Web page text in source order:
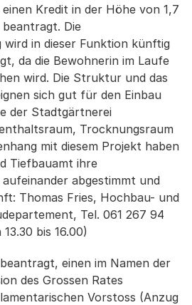
Kredit in der Höhe von 1,7
Die
in dieser Funktion künftig
da die Bewohnerin im Laufe
wird. Die Struktur und das
sich gut für den Einbau
der Stadtgärtnerei
Trocknungsraum
mit diesem Projekt haben
Tiefbauamt ihre
abgestimmt und
Thomas Fries, Hochbau- und
Tel. 061 267 94
bis 16.00)
einen im Namen der
des Grossen Rates
Vorstoss (Anzug